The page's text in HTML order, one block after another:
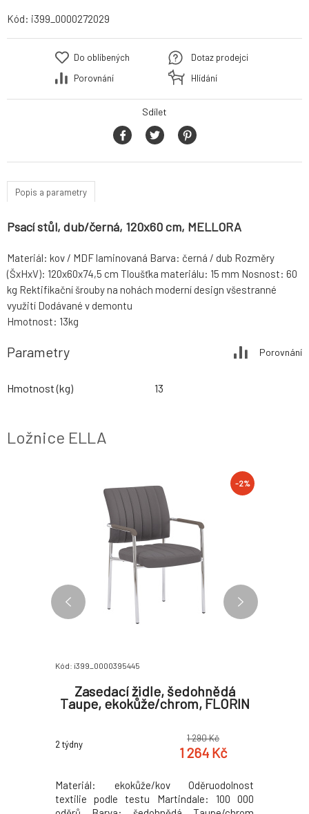
Kód: i399_0000272029
Do oblíbených
Porovnání
Dotaz prodejci
Hlídání
Sdílet
Popis a parametry
Psací stůl, dub/černá, 120x60 cm, MELLORA
Materiál: kov / MDF laminovaná Barva: černá / dub Rozměry
(ŠxHxV): 120x60x74,5 cm Tloušťka materiálu: 15 mm Nosnost: 60
kg Rektifikační šrouby na nohách moderní design všestranné
využití Dodávané v demontu
Hmotnost: 13kg
Parametry Porovnání
Hmotnost (kg) 13
Ložnice ELLA
-2%
Kód: i399_0000395445
Zasedací židle, šedohnědá
Taupe, ekokůže/chrom, FLORIN
2 týdny
1 290 Kč
1 264 Kč
Materiál: ekokůže/kov Oděruodolnost
textilie podle testu Martindale: 100 000